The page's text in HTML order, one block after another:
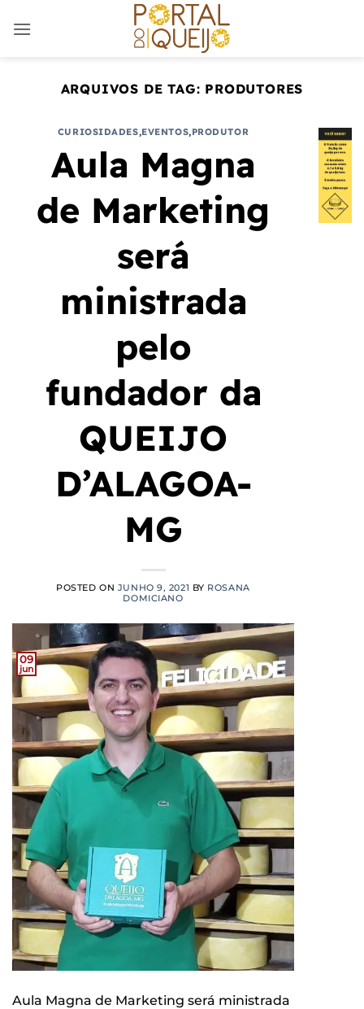
ARQUIVOS DE TAG: PRODUTORES
CURIOSIDADES,EVENTOS,PRODUTOR
Aula Magna
de Marketing
será
ministrada
pelo
fundador da
QUEIJO
D’ALAGOA-
MG
POSTED ON JUNHO 9, 2021 BY ROSANA
DOMICIANO
09
jun
Aula Magna de Marketing será ministrada